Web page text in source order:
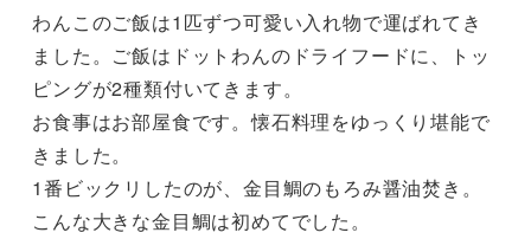
わんこのご飯は1匹ずつ可愛い入れ物で運ばれてき
ました。ご飯はドットわんのドライフードに、トッ
ピングが2種類付いてきます。
お食事はお部屋食です。懐石料理をゆっくり堪能で
きました。
1番ビックリしたのが、金目鯛のもろみ醤油焚き。
こんな大きな金目鯛は初めてでした。